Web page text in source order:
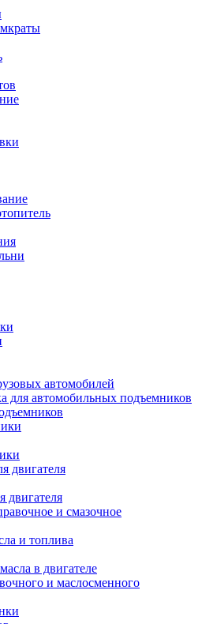
автомобилей
для автомобильных подъемников
двигателя
двигателя
и смазочное
и топлива
в двигателе
и маслосменного